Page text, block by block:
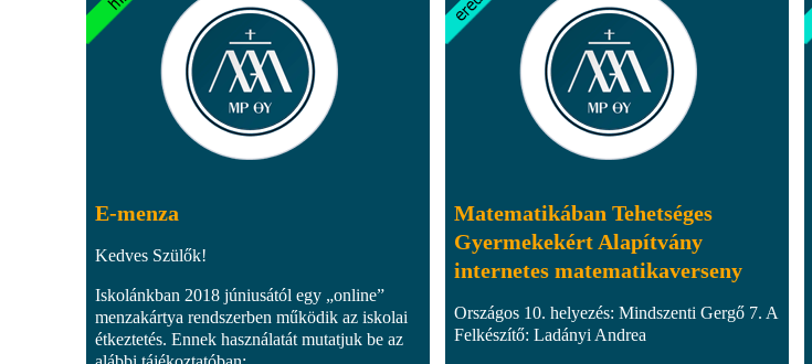
E-menza
Kedves Szülők!
Iskolánkban 2018 júniusától egy „online”
menzakártya rendszerben működik az iskolai
étkeztetés. Ennek használatát mutatjuk be az
Matematikában Tehetséges
Gyermekekért Alapítvány
internetes matematikaverseny
Országos 10. helyezés: Mindszenti Gergő 7. A
Felkészítő: Ladányi Andrea